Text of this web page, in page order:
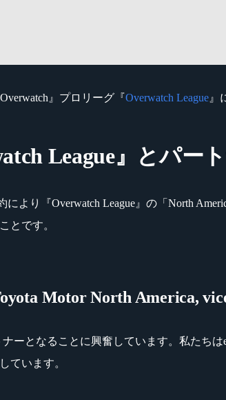
』プロリーグ『Overwatch League 』
League』とパー
より『Overwatch League』の「North
とです。
Motor North America,
ナーとなることに興奮しています。私たち
ています。